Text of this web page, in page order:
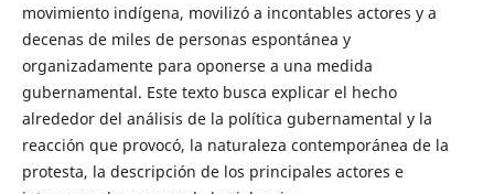
movimiento indígena, movilizó a incontables actores y a
decenas de miles de personas espontánea y
organizadamente para oponerse a una medida
gubernamental. Este texto busca explicar el hecho
alrededor del análisis de la política gubernamental y la
reacción que provocó, la naturaleza contemporánea de la
protesta, la descripción de los principales actores e